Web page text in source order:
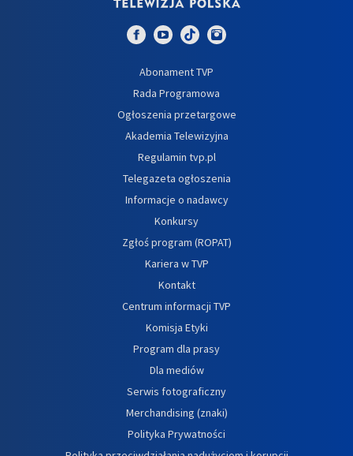
Abonament TVP
Rada Programowa
Ogłoszenia przetargowe
Akademia Telewizyjna
Regulamin tvp.pl
Telegazeta ogłoszenia
Informacje o nadawcy
Konkursy
Zgłoś program (ROPAT)
Kariera w TVP
Kontakt
Centrum informacji TVP
Komisja Etyki
Program dla prasy
Dla mediów
Serwis fotograficzny
Merchandising (znaki)
Polityka Prywatności